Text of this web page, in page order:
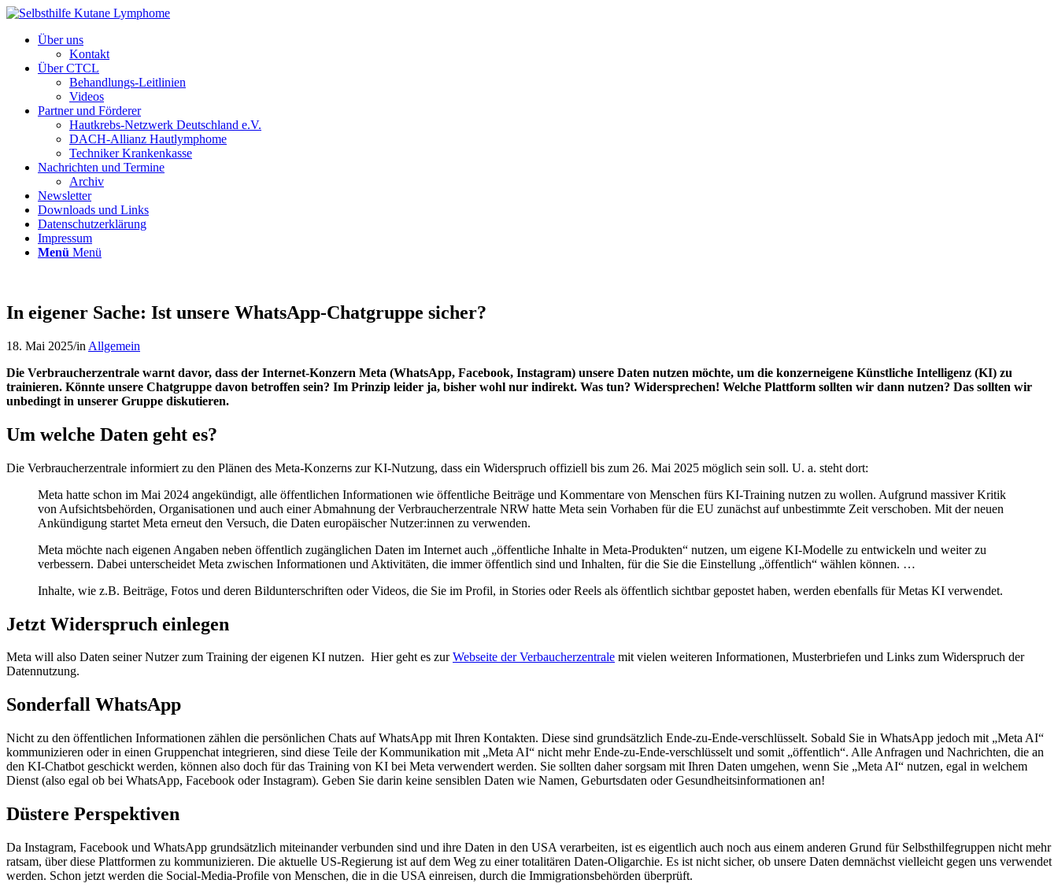
Über uns
Kontakt
Über CTCL
Behandlungs-Leitlinien
Videos
Partner und Förderer
Hautkrebs-Netzwerk Deutschland e.V.
DACH-Allianz Hautlymphome
Techniker Krankenkasse
Nachrichten und Termine
Archiv
Newsletter
Downloads und Links
Datenschutzerklärung
Impressum
Menü Menü
In eigener Sache: Ist unsere WhatsApp-Chatgruppe sicher?
18. Mai 2025/in Allgemein
Die Verbraucherzentrale warnt davor, dass der Internet-Konzern Meta (WhatsApp, Facebook, Instagram) unsere Daten nutzen möchte, um die konzerneigene Künstliche Intelligenz (KI) zu
trainieren. Könnte unsere Chatgruppe davon betroffen sein? Im Prinzip leider ja, bisher wohl nur indirekt. Was tun? Widersprechen! Welche Plattform sollten wir dann nutzen? Das sollten wir
unbedingt in unserer Gruppe diskutieren.
Um welche Daten geht es?
Die Verbraucherzentrale informiert zu den Plänen des Meta-Konzerns zur KI-Nutzung, dass ein Widerspruch offiziell bis zum 26. Mai 2025 möglich sein soll. U. a. steht dort:
Meta hatte schon im Mai 2024 angekündigt, alle öffentlichen Informationen wie öffentliche Beiträge und Kommentare von Menschen fürs KI-Training nutzen zu wollen. Aufgrund massiver Kritik
von Aufsichtsbehörden, Organisationen und auch einer Abmahnung der Verbraucherzentrale NRW hatte Meta sein Vorhaben für die EU zunächst auf unbestimmte Zeit verschoben. Mit der neuen
Ankündigung startet Meta erneut den Versuch, die Daten europäischer Nutzer:innen zu verwenden.
Meta möchte nach eigenen Angaben neben öffentlich zugänglichen Daten im Internet auch „öffentliche Inhalte in Meta-Produkten“ nutzen, um eigene KI-Modelle zu entwickeln und weiter zu
verbessern. Dabei unterscheidet Meta zwischen Informationen und Aktivitäten, die immer öffentlich sind und Inhalten, für die Sie die Einstellung „öffentlich“ wählen können. …
Inhalte, wie z.B. Beiträge, Fotos und deren Bildunterschriften oder Videos, die Sie im Profil, in Stories oder Reels als öffentlich sichtbar gepostet haben, werden ebenfalls für Metas KI verwendet.
Jetzt Widerspruch einlegen
Meta will also Daten seiner Nutzer zum Training der eigenen KI nutzen. Hier geht es zurWebseite der Verbaucherzentrale mit vielen weiteren Informationen, Musterbriefen und Links zum Widerspruch der
Datennutzung.
Sonderfall WhatsApp
Nicht zu den öffentlichen Informationen zählen die persönlichen Chats auf WhatsApp mit Ihren Kontakten. Diese sind grundsätzlich Ende-zu-Ende-verschlüsselt. Sobald Sie in WhatsApp jedoch mit „Meta AI“
kommunizieren oder in einen Gruppenchat integrieren, sind diese Teile der Kommunikation mit „Meta AI“ nicht mehr Ende-zu-Ende-verschlüsselt und somit „öffentlich“. Alle Anfragen und Nachrichten, die an
den KI-Chatbot geschickt werden, können also doch für das Training von KI bei Meta verwendert werden. Sie sollten daher sorgsam mit Ihren Daten umgehen, wenn Sie „Meta AI“ nutzen, egal in welchem
Dienst (also egal ob bei WhatsApp, Facebook oder Instagram). Geben Sie darin keine sensiblen Daten wie Namen, Geburtsdaten oder Gesundheitsinformationen an!
Düstere Perspektiven
Da Instagram, Facebook und WhatsApp grundsätzlich miteinander verbunden sind und ihre Daten in den USA verarbeiten, ist es eigentlich auch noch aus einem anderen Grund für Selbsthilfegruppen nicht mehr
ratsam, über diese Plattformen zu kommunizieren. Die aktuelle US-Regierung ist auf dem Weg zu einer totalitären Daten-Oligarchie. Es ist nicht sicher, ob unsere Daten demnächst vielleicht gegen uns verwendet
werden. Schon jetzt werden die Social-Media-Profile von Menschen, die in die USA einreisen, durch die Immigrationsbehörden überprüft.